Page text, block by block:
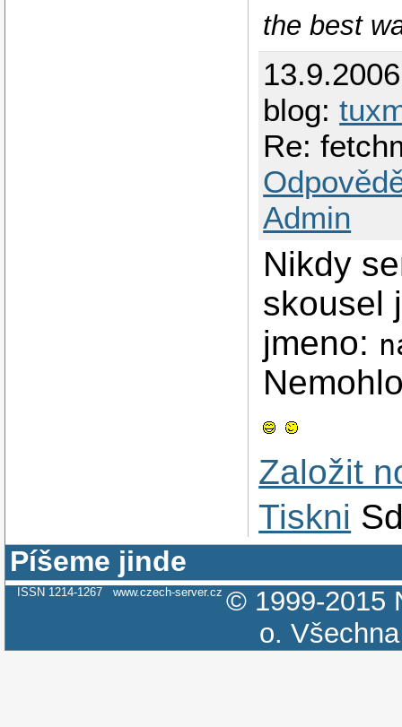
the best
blog:
Re:
Admin
Nikdy
skousel
jmeno:
Založit
Tiskni
Píšeme jinde
ISSN 1214-1267 www.czech-server.cz © 1999-2015
o.